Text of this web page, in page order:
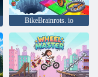
BikeBrainrots. io